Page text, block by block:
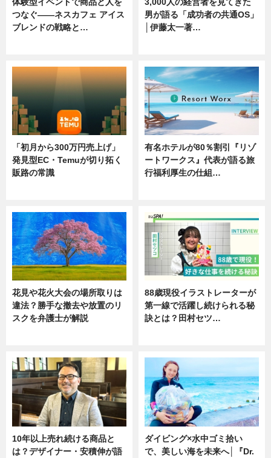
つなぐ――ネスカフェ アイス
ブレンドの戦略と…
男が語る「成功者の共通OS」
│伊藤太一著…
「初月から300万円売上げ」
発見型EC・Temuが切り拓く
販路の常識
有名ホテルが80％割引『リゾ
ートワークス』代表が語る旅
行福利厚生の仕組…
花見や花火大会の場所取りは
違法？勝手な撤去や放置のリ
スクを弁護士が解説
88歳現役イラストレーターが
第一線で活躍し続けられる秘
訣とは？田村セツ…
10年以上売れ続ける商品と
は？デザイナー・安積伸が語
ダイビング×水中ゴミ拾い
で、美しい海を未来へ│『Dr.